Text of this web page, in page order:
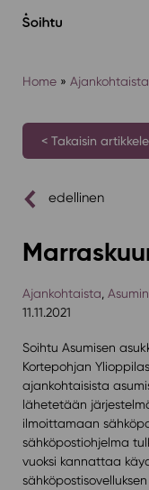
sisältöön
Home» Ajankohtaista
< Takaisin
edellinen
Ajankohtaista
11.11.2021
Soihtu Asumisen
Kortepohjan
ajankohtaisista
lähetetään
ilmoittamaan
sähköpostiohjelma
vuoksi kannattaa